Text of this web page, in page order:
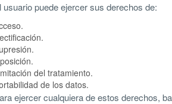
usuario puede ejercer sus derechos de:
del tratamiento.
de los datos.
ejercer cualquiera de estos derechos,